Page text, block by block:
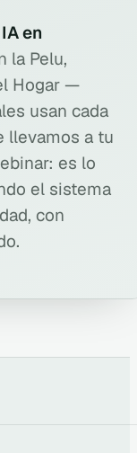
en
la Pelu,
Hogar —
usan cada
llevamos a tu
es lo
el sistema
con